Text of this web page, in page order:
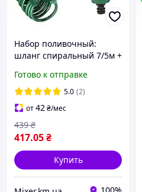
Набор поливочный:
шланг спиральный 7/5м +
ми режимный GRAD
(5019065)
Готово к отправке
5.0 (2)
от42₴/мес
417.05₴
439 ₴
Купить